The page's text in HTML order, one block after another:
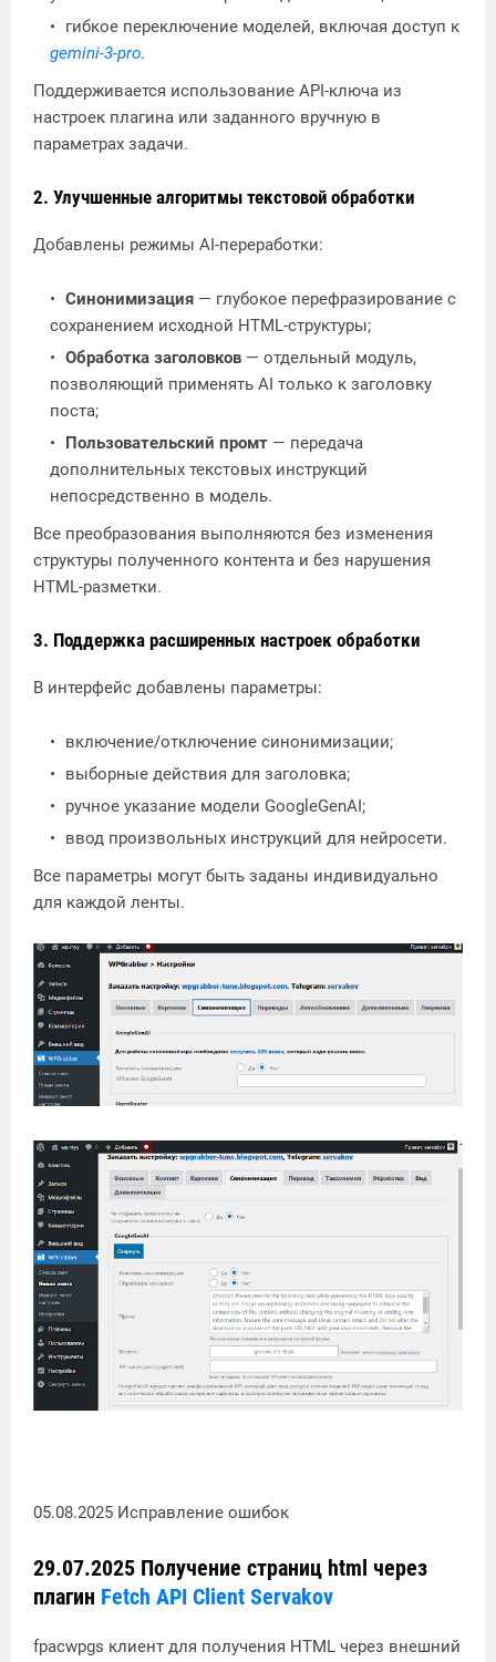
гибкое переключение моделей, включая доступ к
gemini-3-pro.
Поддерживается использование API-ключа из
настроек плагина или заданного вручную в
параметрах задачи.
2. Улучшенные алгоритмы текстовой обработки
Добавлены режимы AI-переработки:
Синонимизация — глубокое перефразирование с
сохранением исходной HTML-структуры;
Обработка заголовков — отдельный модуль,
позволяющий применять AI только к заголовку
поста;
Пользовательский промт — передача
дополнительных текстовых инструкций
непосредственно в модель.
Все преобразования выполняются без изменения
структуры полученного контента и без нарушения
HTML-разметки.
3. Поддержка расширенных настроек обработки
В интерфейс добавлены параметры:
включение/отключение синонимизации;
выборные действия для заголовка;
ручное указание модели GoogleGenAI;
ввод произвольных инструкций для нейросети.
Все параметры могут быть заданы индивидуально
для каждой ленты.
05.08.2025 Исправление ошибок
29.07.2025 Получение страниц html через
плагин Fetch API Client Servakov
fpacwpgs клиент для получения HTML через внешний